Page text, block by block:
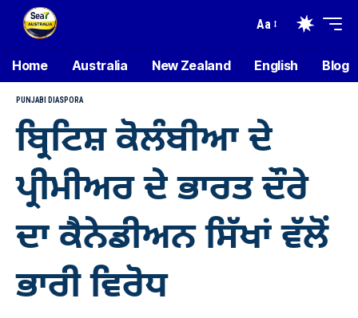
Aa
Home Australia New Zealand English Blog
PUNJABI DIASPORA
ਬ੍ਰਿਟਿਸ਼ ਕੋਲੰਬੀਆ ਦੇ
ਪ੍ਰੀਮੀਅਰ ਦੇ ਭਾਰਤ ਦੌਰੇ
ਦਾ ਕੈਨੇਡੀਅਨ ਸਿੱਖਾਂ ਵੱਲੋਂ
ਭਾਰੀ ਵਿਰੋਧ